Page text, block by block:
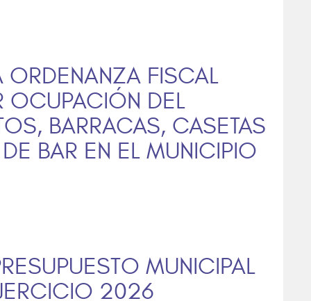
ORDENANZA FISCAL
OCUPACIÓN DEL
BARRACAS, CASETAS
BAR EN EL MUNICIPIO
MUNICIPAL
2026